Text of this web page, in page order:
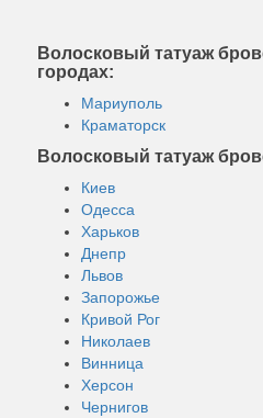
Волосковый татуаж
городах:
Мариуполь
Краматорск
Волосковый татуаж
Киев
Одесса
Харьков
Днепр
Львов
Запорожье
Кривой Рог
Николаев
Винница
Херсон
Чернигов